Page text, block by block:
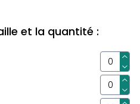
et la quantité :